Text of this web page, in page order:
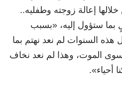
إعالة زوجته وطفليه..
ستؤول إليه، «بسبب
هذه السنوات لم نعد نهتم بما
سوى الموت، وهذا لم نعد نخاف
أحياء».